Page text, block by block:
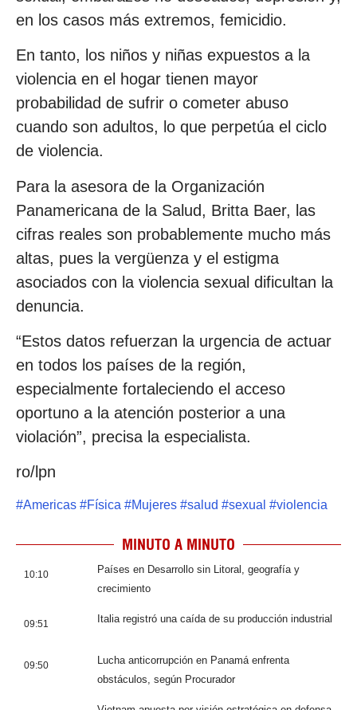
en los casos más extremos, femicidio.
En tanto, los niños y niñas expuestos a la
violencia en el hogar tienen mayor
probabilidad de sufrir o cometer abuso
cuando son adultos, lo que perpetúa el ciclo
de violencia.
Para la asesora de la Organización
Panamericana de la Salud, Britta Baer, las
cifras reales son probablemente mucho más
altas, pues la vergüenza y el estigma
asociados con la violencia sexual dificultan la
denuncia.
“Estos datos refuerzan la urgencia de actuar
en todos los países de la región,
especialmente fortaleciendo el acceso
oportuno a la atención posterior a una
violación”, precisa la especialista.
ro/lpn
#Americas #Física #Mujeres #salud #sexual #violencia
MINUTO A MINUTO
10:10
Países en Desarrollo sin Litoral, geografía y
crecimiento
09:51 Italia registró una caída de su producción industrial
09:50
Lucha anticorrupción en Panamá enfrenta
obstáculos, según Procurador